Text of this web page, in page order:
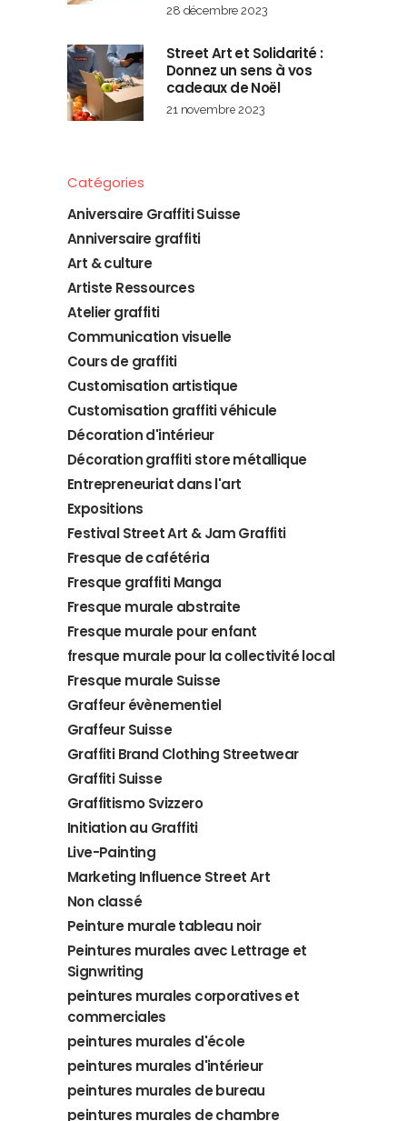
28 décembre 2023
Street Art et Solidarité :
Donnez un sens à vos
cadeaux de Noël
21 novembre 2023
Catégories
Aniversaire Graffiti Suisse
Anniversaire graffiti
Art & culture
Artiste Ressources
Atelier graffiti
Communication visuelle
Cours de graffiti
Customisation artistique
Customisation graffiti véhicule
Décoration d'intérieur
Décoration graffiti store métallique
Entrepreneuriat dans l'art
Expositions
Festival Street Art & Jam Graffiti
Fresque de cafétéria
Fresque graffiti Manga
Fresque murale abstraite
Fresque murale pour enfant
fresque murale pour la collectivité local
Fresque murale Suisse
Graffeur évènementiel
Graffeur Suisse
Graffiti Brand Clothing Streetwear
Graffiti Suisse
Graffitismo Svizzero
Initiation au Graffiti
Live-Painting
Marketing Influence Street Art
Non classé
Peinture murale tableau noir
Peintures murales avec Lettrage et
Signwriting
peintures murales corporatives et
commerciales
peintures murales d'école
peintures murales d'intérieur
peintures murales de bureau
peintures murales de chambre